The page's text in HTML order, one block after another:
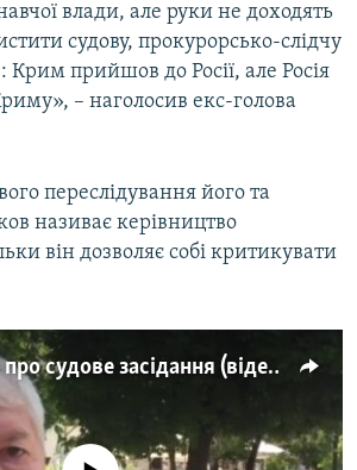
влади, але руки не доходять
судову, прокурорсько-слідчу
Крим прийшов до Росії, але Росія
– наголосив екс-голова
переслідування його та
називає керівництво
він дозволяє собі критикувати
Юрій Мєшков про судове засідання (відео)
source currently available